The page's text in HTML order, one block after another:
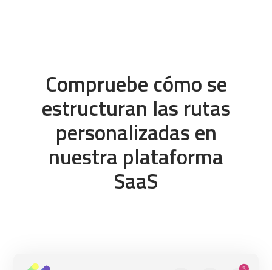
Compruebe cómo se
estructuran las rutas
personalizadas en
nuestra plataforma
SaaS